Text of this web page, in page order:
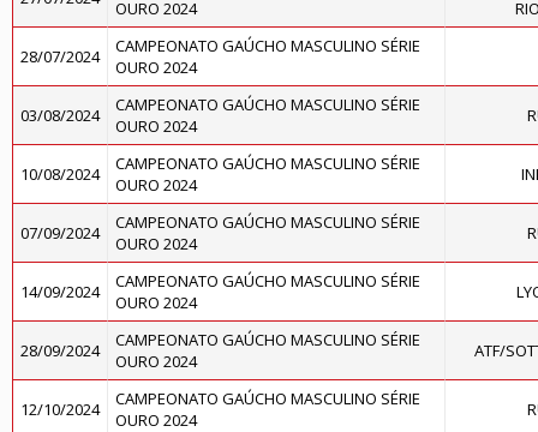
OURO 2024
28/07/2024
CAMPEONATO GAÚCHO MASCULINO SÉRIE
OURO 2024
03/08/2024
CAMPEONATO GAÚCHO MASCULINO SÉRIE
OURO 2024
10/08/2024
CAMPEONATO GAÚCHO MASCULINO SÉRIE
OURO 2024
07/09/2024
CAMPEONATO GAÚCHO MASCULINO SÉRIE
OURO 2024
14/09/2024
CAMPEONATO GAÚCHO MASCULINO SÉRIE
OURO 2024
28/09/2024
CAMPEONATO GAÚCHO MASCULINO SÉRIE
OURO 2024
ATF/
12/10/2024
CAMPEONATO GAÚCHO MASCULINO SÉRIE
OURO 2024